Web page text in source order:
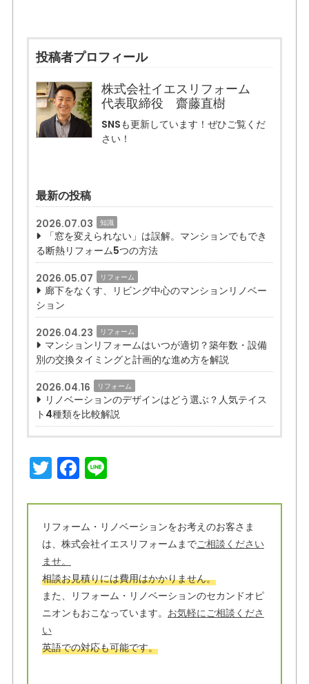
投稿者プロフィール
株式会社イエスリフォーム
代表取締役 齋藤直樹
SNSも更新しています！ぜひご覧くだ
さい！
最新の投稿
2026.07.03 知識
「窓を変えられない」は誤解。マンションでもでき
る断熱リフォーム5つの方法
2026.05.07
リフォーム
廊下をなくす、リビング中心のマンションリノベー
ション
2026.04.23
リフォーム
マンションリフォームはいつが適切？築年数・設備
別の交換タイミングと計画的な進め方を解説
2026.04.16
リフォーム
リノベーションのデザインはどう選ぶ？人気テイス
ト4種類を比較解説
T
it
t
e
r
F
c
e
b
o
o
k
Li
e
リフォーム・リノベーションをお考えのお客さま
は、株式会社イエスリフォームまでご相談ください
ませ。
相談お見積りには費用はかかりません。
また、リフォーム・リノベーションのセカンドオピ
ニオンもおこなっています。 お気軽にご相談くださ
い
英語での対応も可能です。